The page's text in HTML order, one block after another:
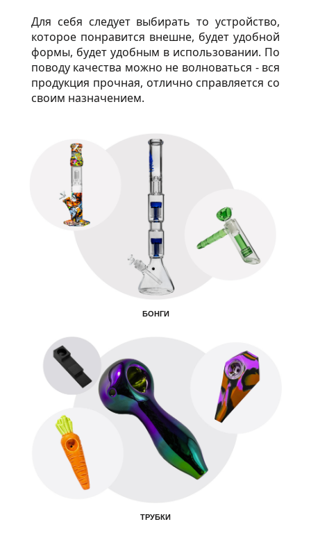
Для себя следует выбирать то устройство,
которое понравится внешне, будет удобной
формы, будет удобным в использовании. По
поводу качества можно не волноваться - вся
продукция прочная, отлично справляется со
своим назначением.
БОНГИ
ТРУБКИ